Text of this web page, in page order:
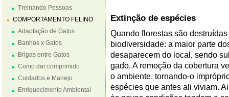
Treinando Pessoas
COMPORTAMENTO FELINO
Adaptação de Gatos
Banhos x Gatos
Brigas entre Gatos
Como dar comprimido
Cuidados e Manejo
Enriquecimento Ambiental
Extinção de espécies
Quando florestas são
biodiversidade: a maior parte
desaparecem do local, sendo
gado. A remoção da cobertura
o ambiente, tornando-o
espécies que antes ali viviam.